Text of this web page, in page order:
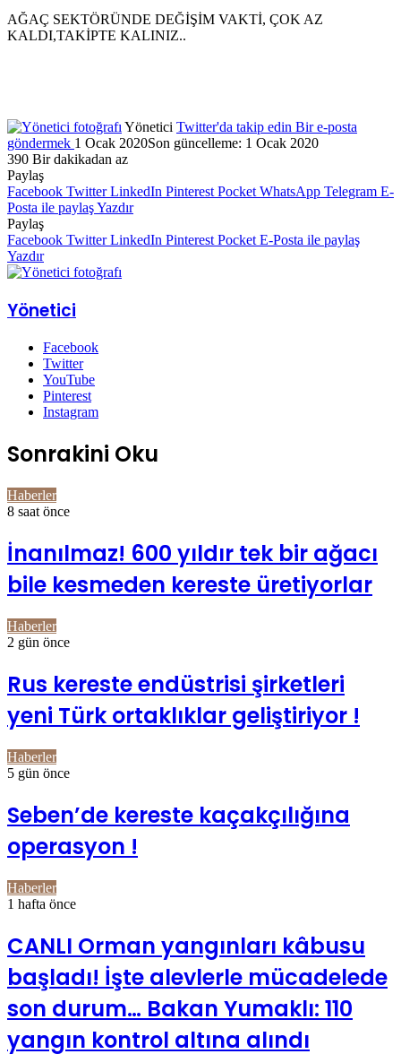
AĞAÇ SEKTÖRÜNDE DEĞİŞİM VAKTİ, ÇOK AZ
KALDI,TAKİPTE KALINIZ..
Yönetici Twitter'da takip edin Bir e-posta
göndermek 1 Ocak 2020Son güncelleme: 1 Ocak 2020
390 Bir dakikadan az
Paylaş
Facebook Twitter LinkedIn Pinterest Pocket WhatsApp Telegram E-
Posta ile paylaşYazdır
Paylaş
Facebook Twitter LinkedIn Pinterest Pocket E-Posta ile paylaş
Yazdır
Yönetici
Facebook
Twitter
YouTube
Pinterest
Instagram
Sonrakini Oku
Haberler
8 saat önce
İnanılmaz! 600 yıldır tek bir ağacı
bile kesmeden kereste üretiyorlar
Haberler
2 gün önce
Rus kereste endüstrisi şirketleri
yeni Türk ortaklıklar geliştiriyor !
Haberler
5 gün önce
Seben’de kereste kaçakçılığına
operasyon !
Haberler
1 hafta önce
CANLI Orman yangınları kâbusu
başladı! İşte alevlerle mücadelede
son durum… Bakan Yumaklı: 110
yangın kontrol altına alındı